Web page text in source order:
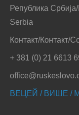
Република
Serbia
Контакт/Контакт/
+ 381 (0) 21 6613
ВЕЦЕЙ / ВИШЕ /